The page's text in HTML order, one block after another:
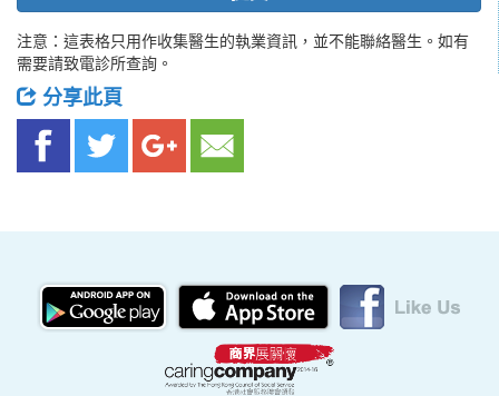
注意：這表格只用作收集醫生的執業資訊，並不能聯絡醫生。如有
需要請致電診所查詢。
分享此頁